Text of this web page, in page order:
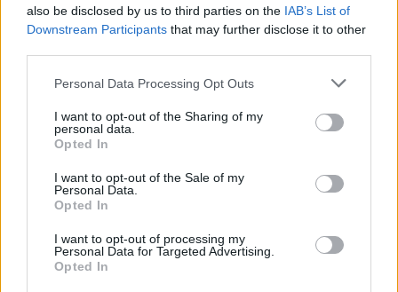
also be disclosed by us to third parties on the IAB’s List of
Downstream Participants that may further disclose it to other
Personal Data Processing Opt Outs
I want to opt-out of the Sharing of my
personal data.
Opted In
I want to opt-out of the Sale of my
Personal Data.
Opted In
I want to opt-out of processing my
Personal Data for Targeted Advertising.
Opted In
Σχετικά Άρθρα